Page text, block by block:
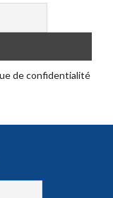
de confidentialité